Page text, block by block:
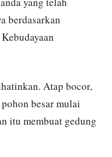
berdasarkan
Atap bocor,
besar mulai
itu membuat gedung